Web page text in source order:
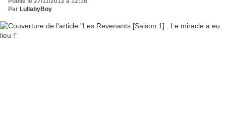
Par LullabyBoy